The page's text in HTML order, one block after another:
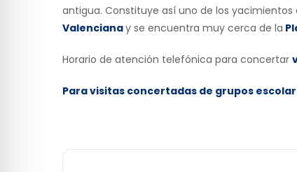
antigua. Constituye así uno de los
Valencianay se encuentra muy cerca de la
Horario de atención telefónica para concertar
Para visitas concertadas de grupos